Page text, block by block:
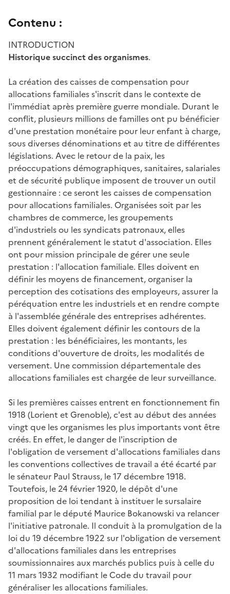
Contenu :
INTRODUCTION
Historique succinct des organismes.
La création des caisses de compensation pour
allocations familiales s'inscrit dans le contexte de
l'immédiat après première guerre mondiale. Durant le
conflit, plusieurs millions de familles ont pu bénéficier
d'une prestation monétaire pour leur enfant à charge,
sous diverses dénominations et au titre de différentes
législations. Avec le retour de la paix, les
préoccupations démographiques, sanitaires, salariales
et de sécurité publique imposent de trouver un outil
gestionnaire : ce seront les caisses de compensation
pour allocations familiales. Organisées soit par les
chambres de commerce, les groupements
d'industriels ou les syndicats patronaux, elles
prennent généralement le statut d'association. Elles
ont pour mission principale de gérer une seule
prestation : l'allocation familiale. Elles doivent en
définir les moyens de financement, organiser la
perception des cotisations des employeurs, assurer la
péréquation entre les industriels et en rendre compte
à l'assemblée générale des entreprises adhérentes.
Elles doivent également définir les contours de la
prestation : les bénéficiaires, les montants, les
conditions d'ouverture de droits, les modalités de
versement. Une commission départementale des
allocations familiales est chargée de leur surveillance.
Si les premières caisses entrent en fonctionnement fin
1918 (Lorient et Grenoble), c'est au début des années
vingt que les organismes les plus importants vont être
créés. En effet, le danger de l'inscription de
l'obligation de versement d'allocations familiales dans
les conventions collectives de travail a été écarté par
le sénateur Paul Strauss, le 17 décembre 1918.
Toutefois, le 24 février 1920, le dépôt d'une
proposition de loi tendant à instituer le sursalaire
familial par le député Maurice Bokanowski va relancer
l'initiative patronale. Il conduit à la promulgation de la
loi du 19 décembre 1922 sur l'obligation de versement
d'allocations familiales dans les entreprises
soumissionnaires aux marchés publics puis à celle du
11 mars 1932 modifiant le Code du travail pour
généraliser les allocations familiales.